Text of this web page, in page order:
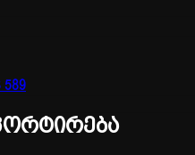
589